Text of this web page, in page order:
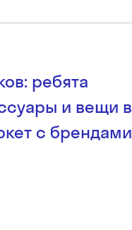
ребята
и вещи в
с брендами